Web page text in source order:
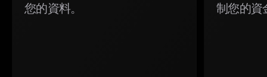
您的資料。 制您的資